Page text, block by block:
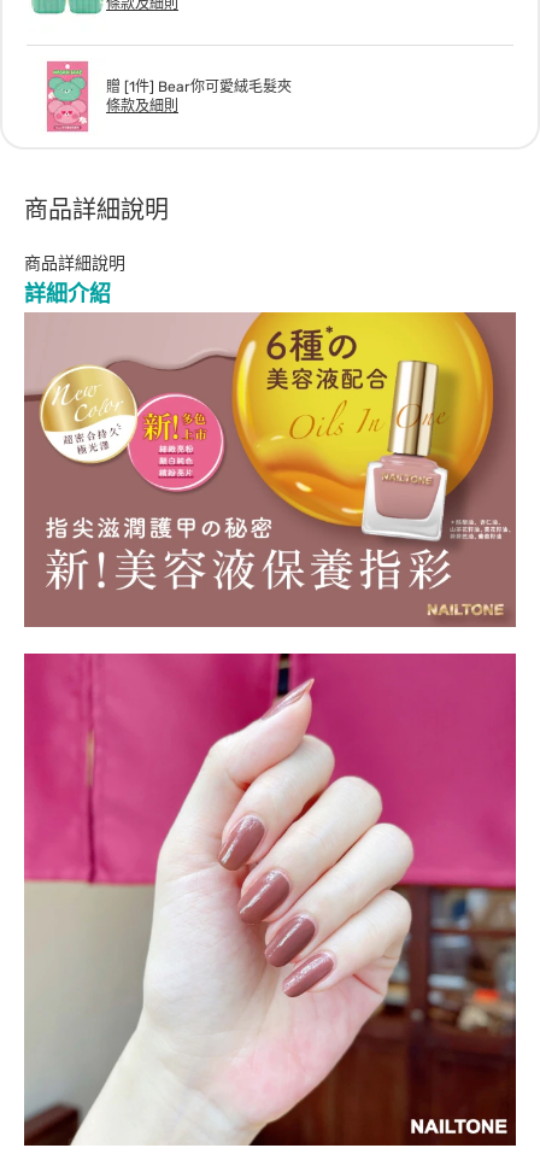
條款及細則
贈 [1件] Bear你可愛絨毛髮夾
條款及細則
商品詳細說明
商品詳細說明
詳細介紹